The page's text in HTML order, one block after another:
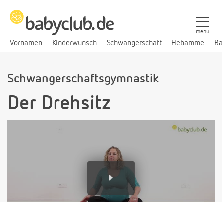
Vornamen Kinderwunsch Schwangerschaft Hebamme
menü
Schwangerschaftsgymnastik
Der Drehsitz